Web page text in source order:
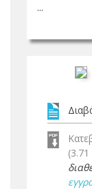
...